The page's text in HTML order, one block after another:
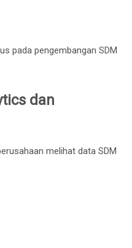
pada pengembangan SDM
dan
melihat data SDM